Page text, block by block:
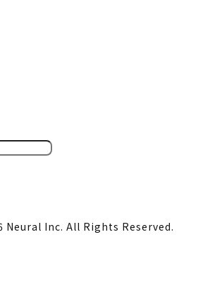
Neural Inc. All Rights Reserved.